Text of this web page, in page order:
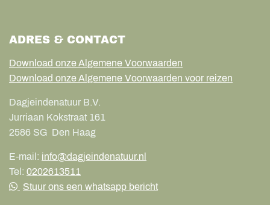
ADRES & CONTACT
Download onze Algemene Voorwaarden
Download onze Algemene Voorwaarden voor reizen
Dagjeindenatuur B.V.
Jurriaan Kokstraat 161
2586 SG Den Haag
E-mail: info@dagjeindenatuur.nl
Tel: 0202613511
Stuur ons een whatsapp bericht